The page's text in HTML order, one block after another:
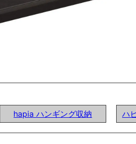
hapia ハンギング収納 ハ